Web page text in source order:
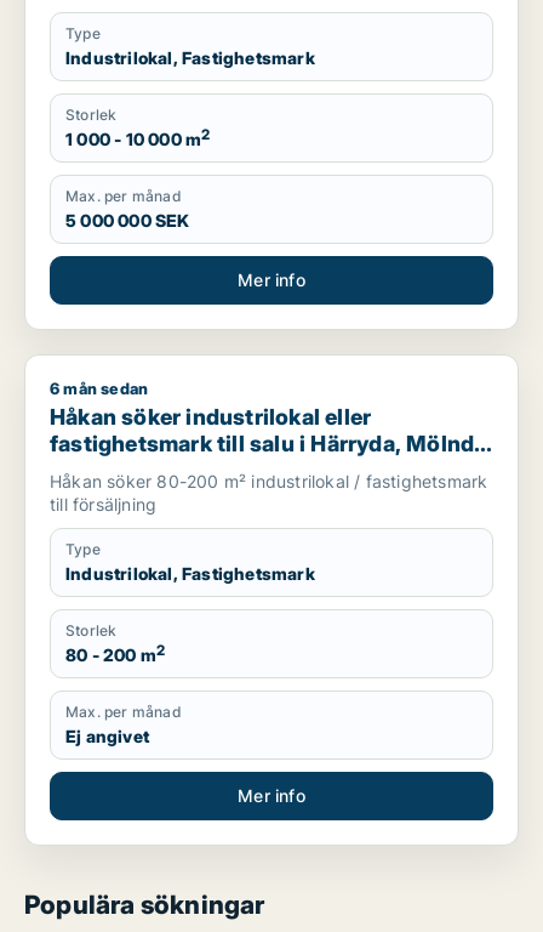
Type
Industrilokal, Fastighetsmark
Storlek
1 000 - 10 000 m2
Max. per månad
5 000 000 SEK
Mer info
Håkan söker industrilokal eller fastighetsmark till salu i
6 mån sedan
Håkan söker industrilokal eller
fastighetsmark till salu i Härryda, Mölndal
eller Angered m.fl.
Håkan söker 80-200 m² industrilokal / fastighetsmark
till försäljning
Type
Industrilokal, Fastighetsmark
Storlek
80 - 200 m2
Max. per månad
Ej angivet
Mer info
Populära sökningar